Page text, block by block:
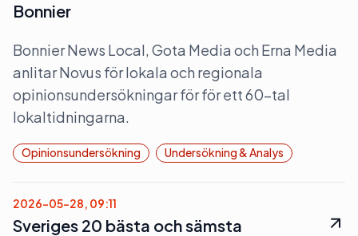
Bonnier
Bonnier News Local, Gota Media och Erna Media
anlitar Novus för lokala och regionala
opinionsundersökningar för för ett 60-tal
lokaltidningarna.
Opinionsundersökning Undersökning & Analys
2026-05-28, 09:11
Sveriges 20 bästa och sämsta